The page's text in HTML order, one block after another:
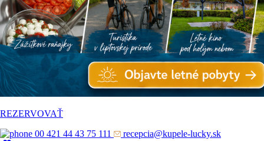
REZERVOVAŤ
00 421 44 43 75 111
recepcia@kupele-lucky.sk